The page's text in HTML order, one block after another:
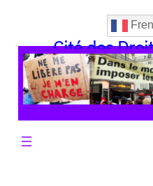
contenu Cité des